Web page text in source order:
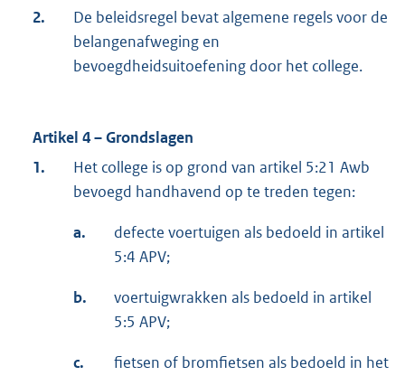
2.
De beleidsregel bevat algemene regels voor de
belangenafweging en
bevoegdheidsuitoefening door het college.
Artikel 4 – Grondslagen
1.
Het college is op grond van artikel 5:21 Awb
bevoegd handhavend op te treden tegen:
a.
defecte voertuigen als bedoeld in artikel
5:4 APV;
b.
voertuigwrakken als bedoeld in artikel
5:5 APV;
c.
fietsen of bromfietsen als bedoeld in het